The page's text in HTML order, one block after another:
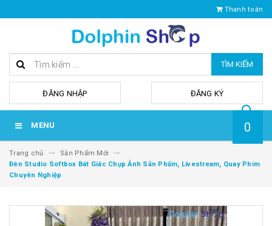
Thanh toán
TÌM KIẾM
ĐĂNG NHẬP ĐĂNG KÝ
MENU 0
Trang chủ
Sản Phẩm Mới
Đèn Studio Softbox Bát Giác Chụp Ảnh Sản Phẩm, Livestream, Quay Phim
Chuyên Nghiệp